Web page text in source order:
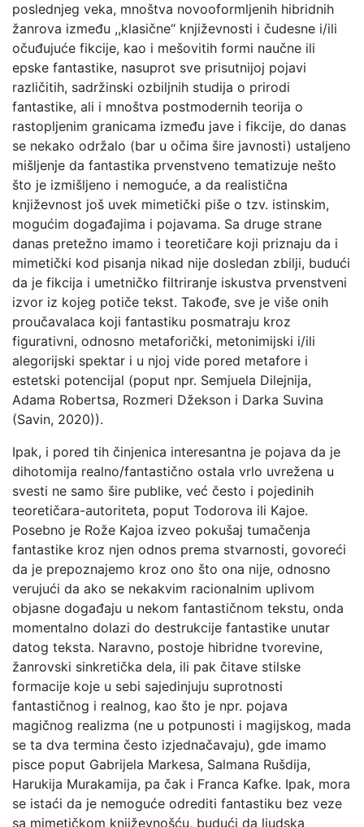
poslednjeg veka, mnoštva novooformljenih hibridnih
žanrova između ,,klasične“ književnosti i čudesne i/ili
očuđujuće fikcije, kao i mešovitih formi naučne ili
epske fantastike, nasuprot sve prisutnijoj pojavi
različitih, sadržinski ozbiljnih studija o prirodi
fantastike, ali i mnoštva postmodernih teorija o
rastopljenim granicama između jave i fikcije, do danas
se nekako održalo (bar u očima šire javnosti) ustaljeno
mišljenje da fantastika prvenstveno tematizuje nešto
što je izmišljeno i nemoguće, a da realistična
književnost još uvek mimetički piše o tzv. istinskim,
mogućim događajima i pojavama. Sa druge strane
danas pretežno imamo i teoretičare koji priznaju da i
mimetički kod pisanja nikad nije dosledan zbilji, budući
da je fikcija i umetničko filtriranje iskustva prvenstveni
izvor iz kojeg potiče tekst. Takođe, sve je više onih
proučavalaca koji fantastiku posmatraju kroz
figurativni, odnosno metaforički, metonimijski i/ili
alegorijski spektar i u njoj vide pored metafore i
estetski potencijal (poput npr. Semjuela Dilejnija,
Adama Robertsa, Rozmeri Džekson i Darka Suvina
(Savin, 2020)).
Ipak, i pored tih činjenica interesantna je pojava da je
dihotomija realno/fantastično ostala vrlo uvrežena u
svesti ne samo šire publike, već često i pojedinih
teoretičara-autoriteta, poput Todorova ili Kajoe.
Posebno je Rože Kajoa izveo pokušaj tumačenja
fantastike kroz njen odnos prema stvarnosti, govoreći
da je prepoznajemo kroz ono što ona nije, odnosno
verujući da ako se nekakvim racionalnim uplivom
objasne događaju u nekom fantastičnom tekstu, onda
momentalno dolazi do destrukcije fantastike unutar
datog teksta. Naravno, postoje hibridne tvorevine,
žanrovski sinkretička dela, ili pak čitave stilske
formacije koje u sebi sajedinjuju suprotnosti
fantastičnog i realnog, kao što je npr. pojava
magičnog realizma (ne u potpunosti i magijskog, mada
se ta dva termina često izjednačavaju), gde imamo
pisce poput Gabrijela Markesa, Salmana Rušdija,
Harukija Murakamija, pa čak i Franca Kafke. Ipak, mora
se istaći da je nemoguće odrediti fantastiku bez veze
sa mimetičkom književnošću, budući da ljudska